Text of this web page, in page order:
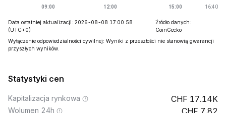
Data ostatniej aktualizacji: 2026-08-08 17:00:58
(UTC+0)
Źródło danych:
CoinGecko
Wyłączenie odpowiedzialności cywilnej: Wyniki z przeszłości nie stanowią gwarancji
przyszłych wyników.
Statystyki cen
Kapitalizacja rynkowa 17.14K
Wolumen 24h 7.82